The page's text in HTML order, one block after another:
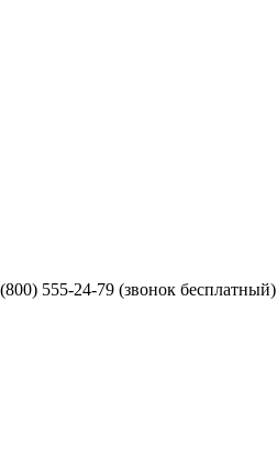
555-24-79 (звонок бесплатный)